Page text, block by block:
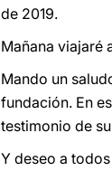
de 2019.
Mañana viajaré
Mando un
fundación. En
testimonio de
Y deseo a